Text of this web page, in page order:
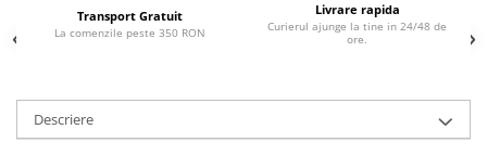
Transport Gratuit
La comenzile peste 350 RON
Livrare rapida
Curierul ajunge la tine in 24/48 de
ore.
Descriere